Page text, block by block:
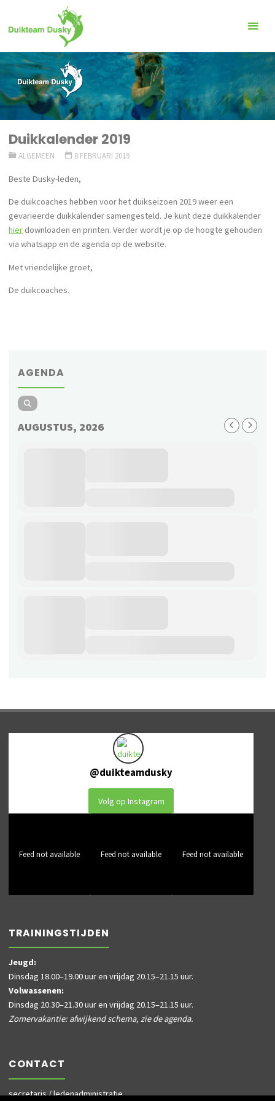
de
Duikkalender 2019
ALGEMEEN 8 FEBRUARI 2019
Beste Dusky-leden,
De duikcoaches hebben voor het duikseizoen 2019 weer een
gevarieerde duikkalender samengesteld. Je kunt deze duikkalender
hierdownloaden en printen. Verder wordt je op de hoogte gehouden
via whatsapp en de agenda op de website.
Met vriendelijke groet,
De duikcoaches.
AGENDA
AUGUSTUS, 2026
@duikteamdusky
Volg op Instagram
Feed not available Feed not available Feed not available
TRAININGSTIJDEN
Jeugd:
Dinsdag 18.00–19.00 uur en vrijdag 20.15–21.15 uur.
Volwassenen:
Dinsdag 20.30–21.30 uur en vrijdag 20.15–21.15 uur.
Zomervakantie: afwijkend schema, zie de agenda.
CONTACT
secretaris / ledenadministratie